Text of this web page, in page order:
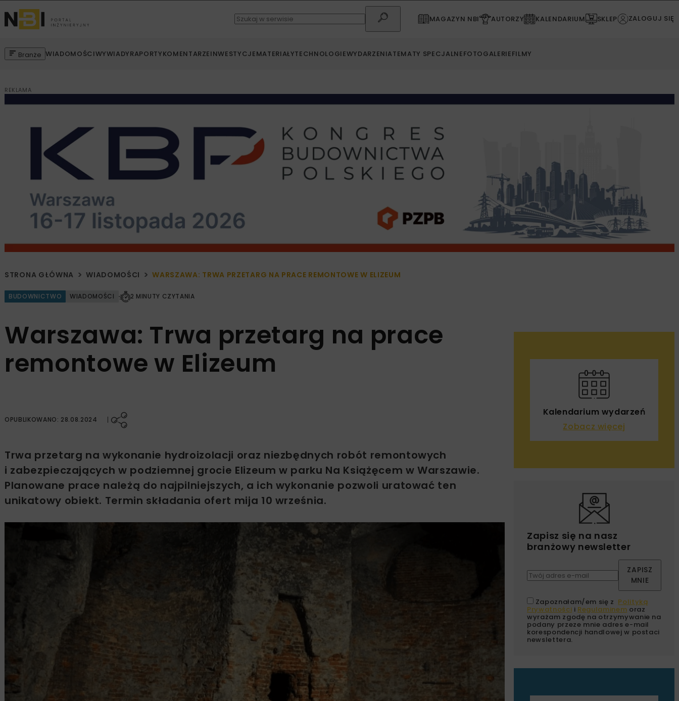
MAGAZYN NBI AUTORZY KALENDARIUM SKLEP ZALOGUJ SIĘ
Branże WIADOMOŚCIWYWIADYRAPORTYKOMENTARZEINWESTYCJEMATERIAŁYTECHNOLOGIEWYDARZENIATEMATY SPECJALNEFOTOGALERIEFILMY
REKLAMA
STRONA GŁÓWNA WIADOMOŚCI WARSZAWA: TRWA PRZETARG NA PRACE REMONTOWE W ELIZEUM
BUDOWNICTWO WIADOMOŚCI 2 MINUTY CZYTANIA
Warszawa: Trwa przetarg na prace
remontowe w Elizeum
OPUBLIKOWANO: 28.08.2024
Trwa przetarg na wykonanie hydroizolacji oraz niezbędnych robót remontowych
i zabezpieczających w podziemnej grocie Elizeum w parku Na Książęcem w Warszawie.
Planowane prace należą do najpilniejszych, a ich wykonanie pozwoli uratować ten
unikatowy obiekt. Termin składania ofert mija 10 września.
Kalendarium wydarzeń
Zobacz więcej
Zapisz się na nasz
branżowy newsletter
ZAPISZ
MNIE
Zapoznałam/em się z Polityką
Prywatności i Regulaminem oraz
wyrażam zgodę na otrzymywanie na
podany przeze mnie adres e-mail
korespondencji handlowej w postaci
newslettera.